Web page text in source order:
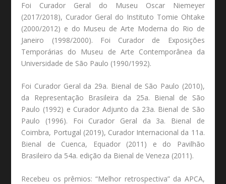
Foi Curador Geral do Museu Oscar Niemeyer
(2017/2018), Curador Geral do Instituto Tomie Ohtake
(2000/2012) e do Museu de Arte Moderna do Rio de
Janeiro (1998/2000). Foi Curador de Exposições
Temporárias do Museu de Arte Contemporânea da
Universidade de São Paulo (1990/1992).
Foi Curador Geral da 29a. Bienal de São Paulo (2010),
da Representação Brasileira da 25a. Bienal de São
Paulo (1992) e Curador Adjunto da 23a. Bienal de São
Paulo (1996). Foi Curador Geral da 3a. Bienal de
Coimbra, Portugal (2019), Curador Internacional da 11a.
Bienal de Cuenca, Equador (2011) e do Pavilhão
Brasileiro da 54a. edição da Bienal de Veneza (2011).
Recebeu os prêmios: “Melhor retrospectiva” da APCA,